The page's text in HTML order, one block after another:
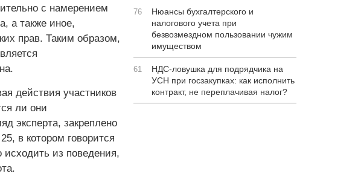
с намерением
а также иное,
прав. Таким образом,
действия участников
ли они
эксперта, закреплено
в котором говорится
исходить из поведения,
76
Нюансы бухгалтерского и
налогового учета при
безвозмездном пользовании чужим
имуществом
61
НДС-ловушка для подрядчика на
УСН при госзакупках: как исполнить
контракт, не переплачивая налог?